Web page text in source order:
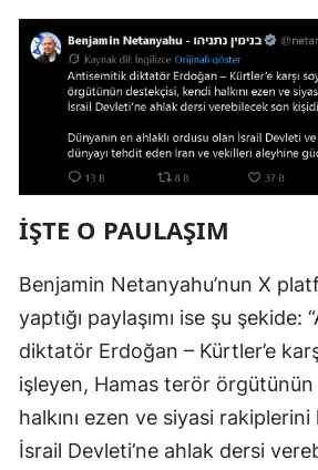
İŞTE O PAULAŞIM
Benjamin Netanyahu’nun X
yaptığı paylaşımı ise şu şekide:
diktatör Erdoğan – Kürtler’e
işleyen, Hamas terör
halkını ezen ve siyasi
İsrail Devleti’ne ahlak dersi